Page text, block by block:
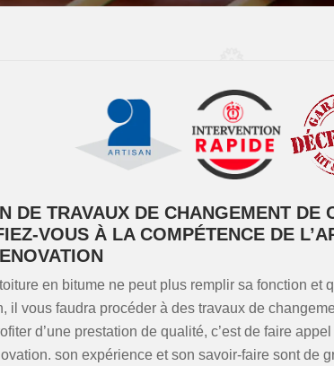
DE TRAVAUX DE CHANGEMENT DE
VOUS À LA COMPÉTENCE DE
en bitume ne peut plus remplir sa fonction et
il vous faudra procéder à des travaux de
d’une prestation de qualité, c’est de faire
son expérience et son savoir-faire sont de